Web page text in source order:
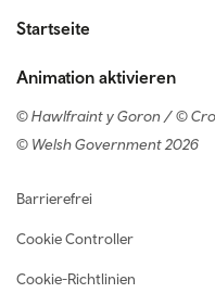
Startseite
Animation aktivieren
© Hawlfraint y Goron / ©
© Welsh Government 2026
Footer navigation
Barrierefrei
Cookie Controller
Cookie-Richtlinien